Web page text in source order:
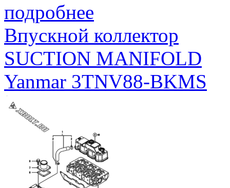
подробнее
Впускной коллектор
SUCTION MANIFOLD
Yanmar 3TNV88-BKMS